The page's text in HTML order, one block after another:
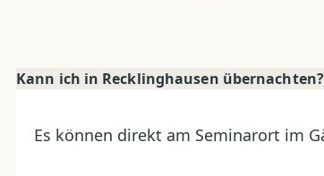
Kann ich in Recklinghausen übernachten?
Es können direkt am Seminarort im